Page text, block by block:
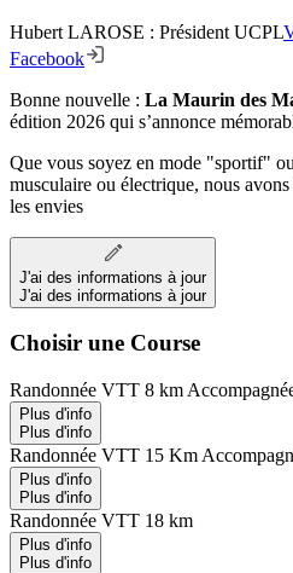
Hubert LAROSE : Président UCPL
Facebook
Bonne nouvelle : La Maurin des
édition 2026 qui s’annonce
Que vous soyez en mode "sportif"
musculaire ou électrique, nous
les envies
J'ai des informations à jour
J'ai des informations à jour
Choisir une Course
Randonnée VTT 8 km
Plus d'info
Plus d'info
Randonnée VTT 15 Km
Plus d'info
Plus d'info
Randonnée VTT 18 km
Plus d'info
Plus d'info